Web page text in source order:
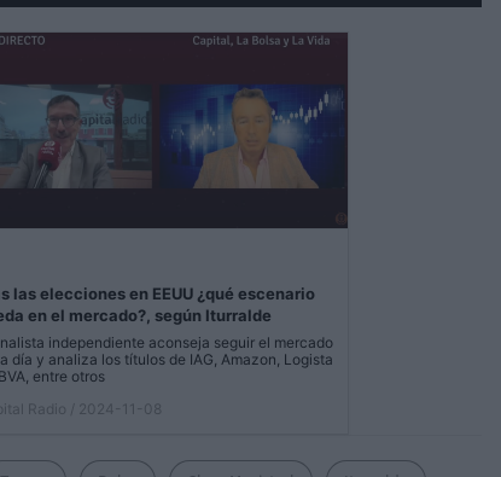
las elecciones en EEUU ¿qué escenario
en el mercado?, según Iturralde
independiente aconseja seguir el mercado
día y analiza los títulos de IAG, Amazon, Logista
entre otros
Radio
/ 2024-11-08